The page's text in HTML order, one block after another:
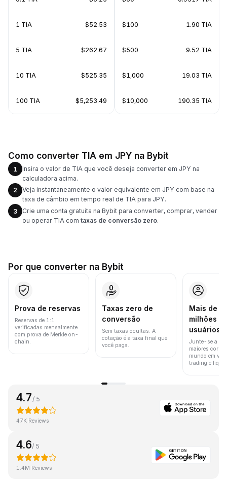
1 TIA $52.53
5 TIA $262.67
10 TIA $525.35
100 TIA $5,253.49
$100 1.90 TIA
$500 9.52 TIA
$1,000 19.03 TIA
$10,000 190.35 TIA
Como converter TIA em JPY na Bybit
1
Insira o valor de TIA que você deseja converter em JPY na
calculadora acima.
2
Veja instantaneamente o valor equivalente em JPY com base na
taxa de câmbio em tempo real de TIA para JPY.
3
Crie uma conta gratuita na Bybit para converter, comprar, vender
ou operar TIA com taxas de conversão zero.
Por que converter na Bybit
Prova de reservas
Reservas de 1:1
verificadas mensalmente
com prova de Merkle on-
chain.
Taxas zero de
conversão
Sem taxas ocultas. A
cotação é a taxa final que
você paga.
Mais de
milhões
usuários
Junte-se a
maiores
mundo em
trading e
4.7 / 5
47K Reviews
4.6/ 5
1.4M Reviews